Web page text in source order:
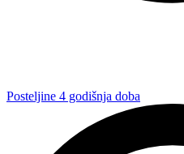
Posteljine 4 godišnja doba